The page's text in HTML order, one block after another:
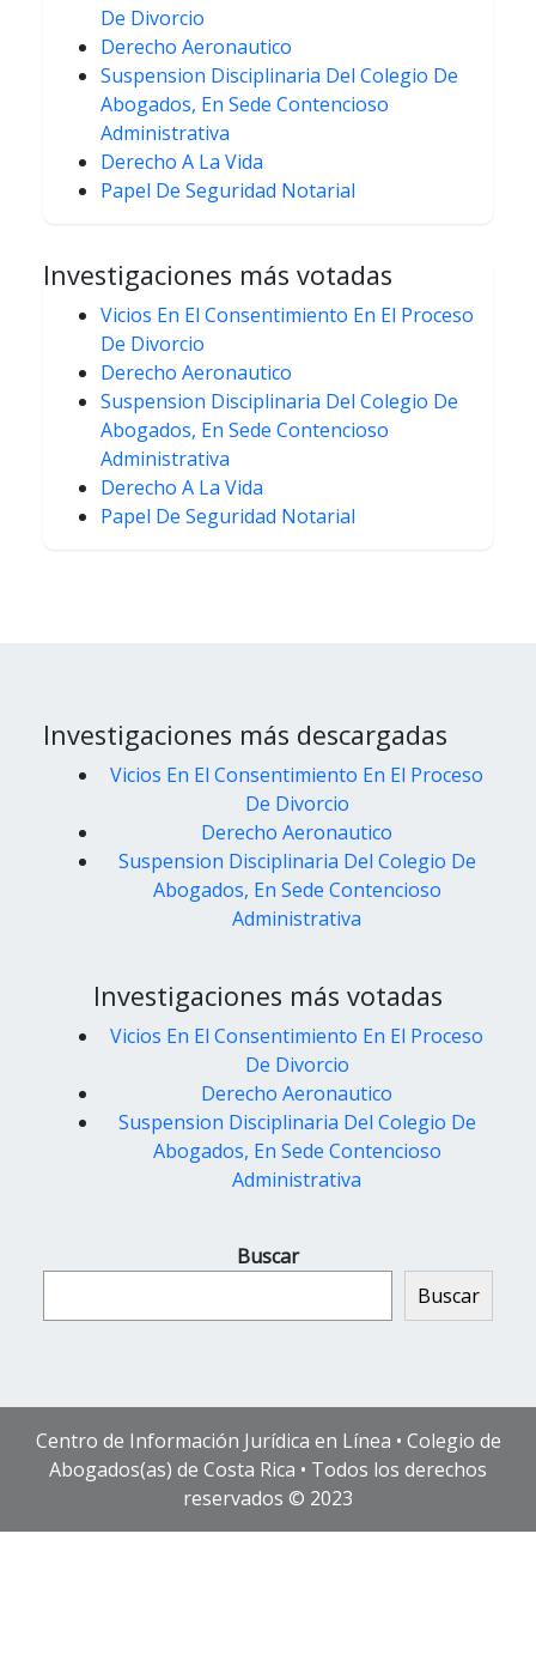
De Divorcio
Derecho Aeronautico
Suspension Disciplinaria Del Colegio De
Abogados, En Sede Contencioso
Administrativa
Derecho A La Vida
Papel De Seguridad Notarial
Investigaciones más votadas
Vicios En El Consentimiento En El Proceso
De Divorcio
Derecho Aeronautico
Suspension Disciplinaria Del Colegio De
Abogados, En Sede Contencioso
Administrativa
Derecho A La Vida
Papel De Seguridad Notarial
Investigaciones más descargadas
Vicios En El Consentimiento En El Proceso
De Divorcio
Derecho Aeronautico
Suspension Disciplinaria Del Colegio De
Abogados, En Sede Contencioso
Administrativa
Investigaciones más votadas
Vicios En El Consentimiento En El Proceso
De Divorcio
Derecho Aeronautico
Suspension Disciplinaria Del Colegio De
Abogados, En Sede Contencioso
Administrativa
Buscar
Buscar
Centro de Información Jurídica en Línea • Colegio de
Abogados(as) de Costa Rica • Todos los derechos
reservados © 2023